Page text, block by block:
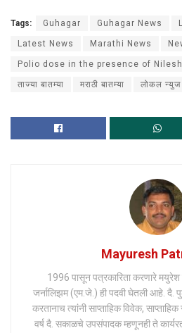
Tags: Guhagar Guhagar News
Latest News Marathi News
Polio dose in the presence of
ताज्या बातम्या मराठी बातम्या लोकल न्युज
Mayuresh
1996 पासून पत्रकारिता करणारे मयुरेश
जर्नालिझम (एम.जे.) ही पदवी घेतली आहे. दै.
करतानाच त्यांनी साप्ताहिक विवेक,
वर्ष दै. सकाळचे उपसंपादक म्हणूनही ते